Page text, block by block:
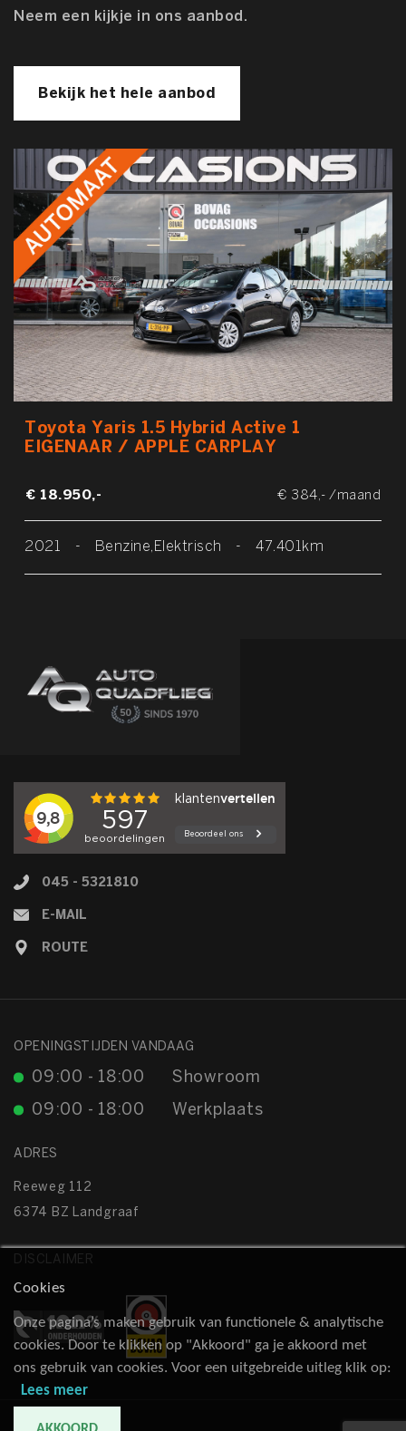
Neem een kijkje in ons aanbod.
Bekijk het hele aanbod
Toyota Yaris 1.5 Hybrid Active 1
EIGENAAR / APPLE CARPLAY
€ 18.950,- € 384,- /maand
2021 - Benzine,Elektrisch - 47.401km
045 - 5321810
E-MAIL
ROUTE
OPENINGSTIJDEN VANDAAG
Showroom
09:00 - 18:00
Werkplaats
09:00 - 18:00
ADRES
Reeweg 112
6374 BZ Landgraaf
DISCLAIMER
Cookies
Onze pagina’s maken gebruik van functionele & analytische
cookies. Door te klikken op "Akkoord" ga je akkoord met
ons gebruik van cookies. Voor een uitgebreide uitleg klik op:
Lees meer